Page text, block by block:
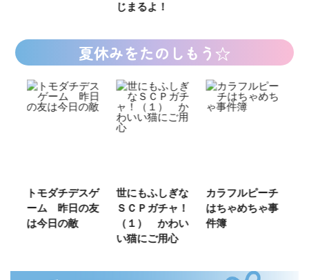
夏休みをたのしもう☆
デスゲ
の友
世にもふしぎな
ＳＣＰガチャ！
（１） かわい
カラフルピーチ
はちゃめちゃ事
件簿
長浜高校水族館
部！